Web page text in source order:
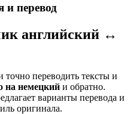
и перевод
английский ↔
переводить тексты и
на немецкий и обратно.
варианты перевода и
оригинала.